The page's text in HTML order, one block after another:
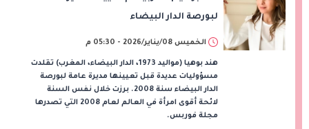
لبورصة الدار البيضاء
الخميس 08/يناير/2026 - 05:30 م
هند بوهيا (مواليد 1973، الدار البيضاء، المغرب) تقلدت
مسؤوليات عديدة قبل تعيينها مديرة عامة لبورصة
الدار البيضاء سنة 2008. برزت خلال نفس السنة
لائحة أقوى امرأة في العالم لعام 2008 التي تصدرها
مجلة فوربس.